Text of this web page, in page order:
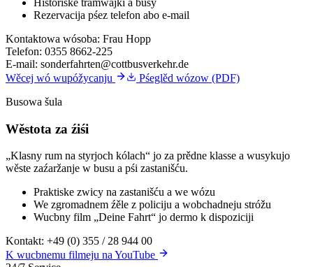
Rezervacija pśez telefon abo e-mail
Kontaktowa wósoba: Frau Hopp
Telefon: 0355 8662-225
E-mail: sonderfahrten@cottbusverkehr.de
Wěcej wó wupóžycanju
Pśeglěd wózow (PDF)
Busowa šula
Wěstota za źiśi
„Klasny rum na styrjoch kólach“ jo za prědne klasse a wusykujo
wěste zaźaržanje w busu a pśi zastanišću.
Praktiske zwicy na zastanišću a we wózu
We zgromadnem źěle z policiju a wobchadneju stróžu
Wucbny film „Deine Fahrt“ jo dermo k dispoziciji
Kontakt: +49 (0) 355 / 28 944 00
K wucbnemu filmeju na YouTube